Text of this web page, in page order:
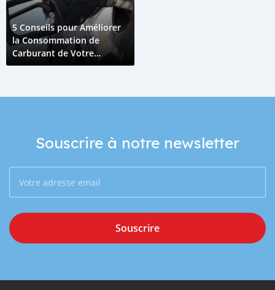
5 Conseils pour Améliorer
la Consommation de
Carburant de Votre
Véhicule à Djibouti
Souscrire à notre newsletter
Souscrire